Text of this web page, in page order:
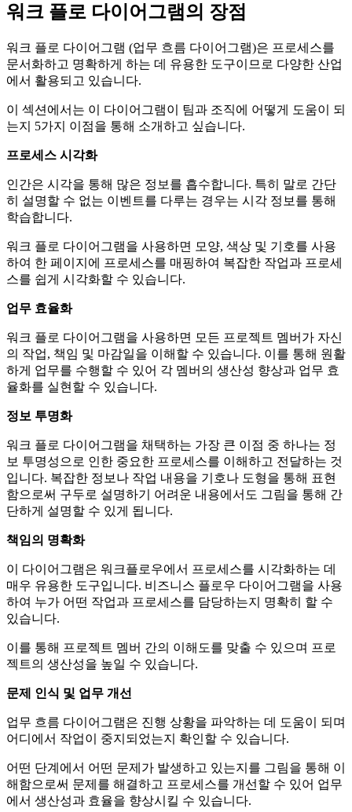
워크 플로 다이어그램의 장점
워크 플로 다이어그램 (업무 흐름 다이어그램)은 프로세스를
문서화하고 명확하게 하는 데 유용한 도구이므로 다양한 산업
에서 활용되고 있습니다.
이 섹션에서는 이 다이어그램이 팀과 조직에 어떻게 도움이 되
는지 5가지 이점을 통해 소개하고 싶습니다.
프로세스 시각화
인간은 시각을 통해 많은 정보를 흡수합니다. 특히 말로 간단
히 설명할 수 없는 이벤트를 다루는 경우는 시각 정보를 통해
학습합니다.
워크 플로 다이어그램을 사용하면 모양, 색상 및 기호를 사용
하여 한 페이지에 프로세스를 매핑하여 복잡한 작업과 프로세
스를 쉽게 시각화할 수 있습니다.
업무 효율화
워크 플로 다이어그램을 사용하면 모든 프로젝트 멤버가 자신
의 작업, 책임 및 마감일을 이해할 수 있습니다. 이를 통해 원활
하게 업무를 수행할 수 있어 각 멤버의 생산성 향상과 업무 효
율화를 실현할 수 있습니다.
정보 투명화
워크 플로 다이어그램을 채택하는 가장 큰 이점 중 하나는 정
보 투명성으로 인한 중요한 프로세스를 이해하고 전달하는 것
입니다. 복잡한 정보나 작업 내용을 기호나 도형을 통해 표현
함으로써 구두로 설명하기 어려운 내용에서도 그림을 통해 간
단하게 설명할 수 있게 됩니다.
책임의 명확화
이 다이어그램은 워크플로우에서 프로세스를 시각화하는 데
매우 유용한 도구입니다. 비즈니스 플로우 다이어그램을 사용
하여 누가 어떤 작업과 프로세스를 담당하는지 명확히 할 수
있습니다.
이를 통해 프로젝트 멤버 간의 이해도를 맞출 수 있으며 프로
젝트의 생산성을 높일 수 있습니다.
문제 인식 및 업무 개선
업무 흐름 다이어그램은 진행 상황을 파악하는 데 도움이 되며
어디에서 작업이 중지되었는지 확인할 수 있습니다.
어떤 단계에서 어떤 문제가 발생하고 있는지를 그림을 통해 이
해함으로써 문제를 해결하고 프로세스를 개선할 수 있어 업무
에서 생산성과 효율을 향상시킬 수 있습니다.